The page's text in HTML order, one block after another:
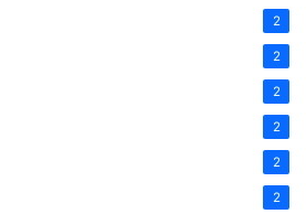
2
2
2
2
2
2